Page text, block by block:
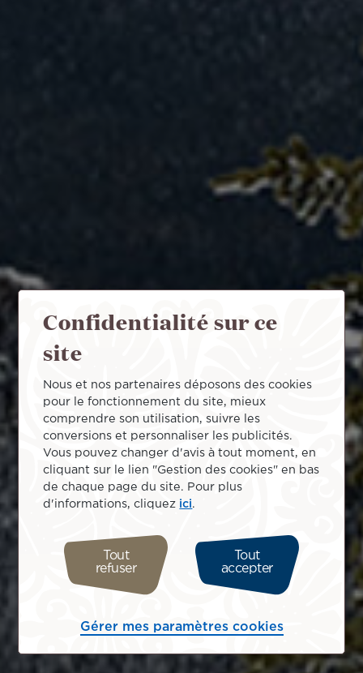
Confidentialité sur ce
site
Nous et nos partenaires déposons des cookies
pour le fonctionnement du site, mieux
comprendre son utilisation, suivre les
conversions et personnaliser les publicités.
Vous pouvez changer d'avis à tout moment, en
cliquant sur le lien "Gestion des cookies" en bas
de chaque page du site. Pour plus
d'informations, cliquez ici
Tout
refuser
Tout
accepter
Gérer mes paramètres cookies